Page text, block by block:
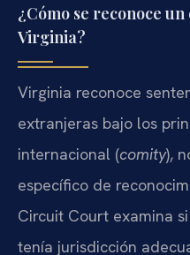
¿Cómo se reconoce
Virginia?
Virginia reconoce
extranjeras bajo los
internacional (comity),
específico de
Circuit Court examina
tenía jurisdicción